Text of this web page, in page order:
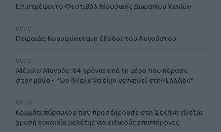
Επιστρέφει το Φεστιβάλ Μουσικής Δωματίου Χανίων
09:19
Πειραιάς: Κορυφώνεται η έξοδος του Αυγούστου
09:12
Μέριλιν Μονρόε: 64 χρόνια από τη μέρα που πέρασε
στον μύθο - "Θα ήθελα να είχα γεννηθεί στην Ελλάδα"
09:05
Κομμάτι πύραυλου που προσέκρουσε στη Σελήνη γίνεται
χρυσή ευκαιρία μελέτης για ειδικούς επιστήμονες